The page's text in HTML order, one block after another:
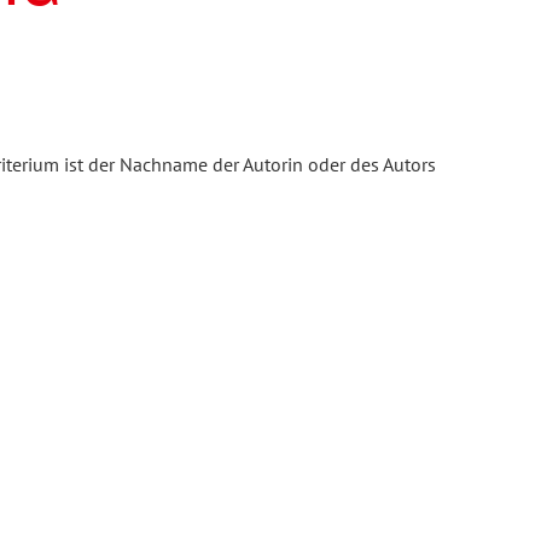
ist der Nachname der Autorin oder des Autors